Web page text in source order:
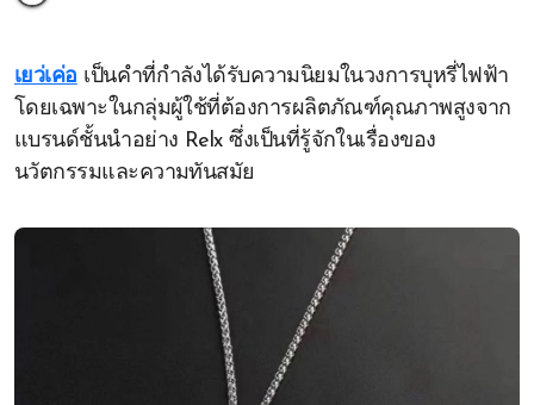
เยว่เค่อ เป็นคำที่กำลังได้รับความนิยมในวงการบุหรี่ไฟฟ้า
โดยเฉพาะในกลุ่มผู้ใช้ที่ต้องการผลิตภัณฑ์คุณภาพสูงจาก
แบรนด์ชั้นนำอย่าง Relx ซึ่งเป็นที่รู้จักในเรื่องของ
นวัตกรรมและความทันสมัย